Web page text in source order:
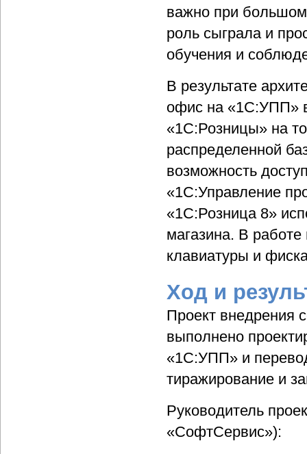
важно при большом
роль сыграла и
обучения и
В результате
офис на «1С:УПП»
«1С:Розницы» на
распределенной
возможность
«1С:Управление
«1С:Розница 8»
магазина. В работе
клавиатуры и
Ход и
Проект внедрения
выполнено
«1С:УПП» и
тиражирование и
Руководитель
«СофтСервис»):